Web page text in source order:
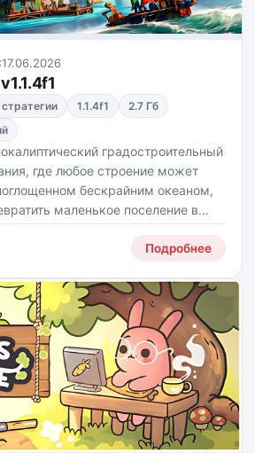
17.06.2026
1.1.4f1
2.7 Гб
градостроительный
где любое строение может
бескрайним океаном,
маленькое поселение в
город, балансируя на грани
Подробнее